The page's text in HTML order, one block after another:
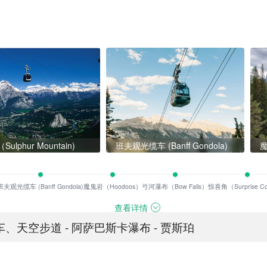
Sulphur Mountain) 班夫观光缆车 (Banff Gondola)
夫观光缆车 (Banff Gondola)魔鬼岩（Hoodoos） 弓河瀑布（Bow Falls）惊喜角（Surprise
查看详情
天空步道 - 阿萨巴斯卡瀑布 - 贾斯珀